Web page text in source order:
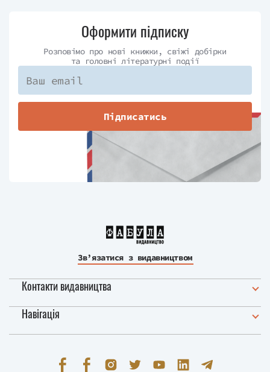
Оформити підписку
Розповімо про нові книжки, свіжі добірки
та головні літературні події
Підписатись
Зв’язатися з видавництвом
Контакти видавництва
Навігація